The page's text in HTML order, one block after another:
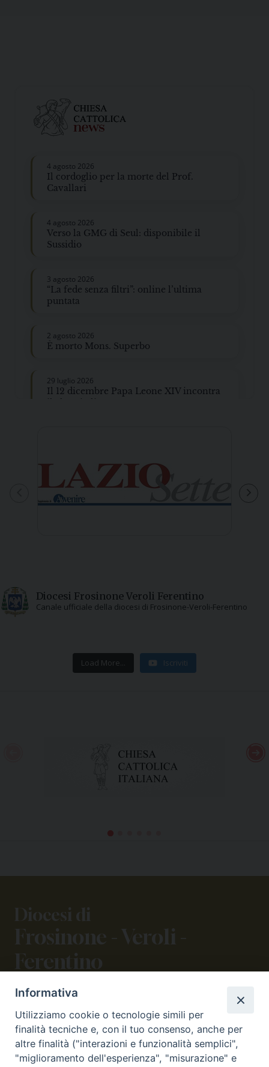
Diocesi Frosinone Veroli Ferentino
Canale ufficiale della diocesi di Frosinone-Veroli-Ferentino
Load More... Iscriviti
Diocesi di
Frosinone - Veroli -
Ferentino
CONTATTI
viale Volsci 105 (ex via dei Monti Lepini)
03100 Frosinone (FR)
tel. 0775.290973 - 0775.290852
Informativa
Utilizziamo cookie o tecnologie simili per
finalità tecniche e, con il tuo consenso, anche per
altre finalità ("interazioni e funzionalità semplici",
"miglioramento dell'esperienza", "misurazione" e